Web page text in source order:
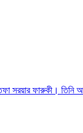
সরয়ার ফারুকী।